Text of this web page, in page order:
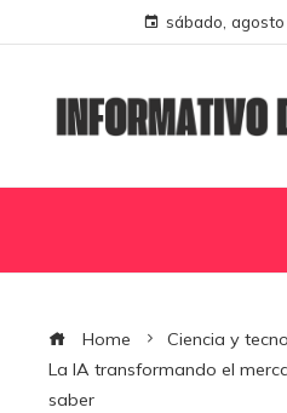
sábado,
Home
Ciencia y
La IA transformando el
saber